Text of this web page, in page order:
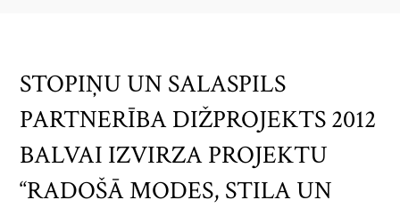
STOPIŅU UN SALASPILS
PARTNERĪBA DIŽPROJEKTS 2012
BALVAI IZVIRZA PROJEKTU
“RADOŠĀ MODES, STILA UN